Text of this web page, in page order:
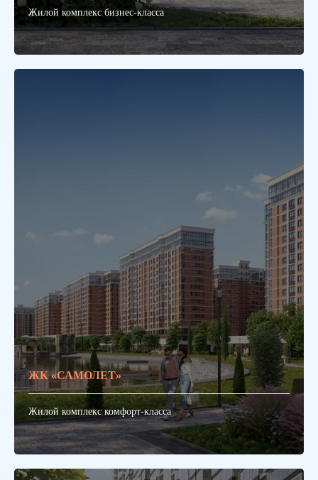
Жилой комплекс бизнес-класса
ЖК «САМОЛЕТ»
Жилой комплекс комфорт-класса